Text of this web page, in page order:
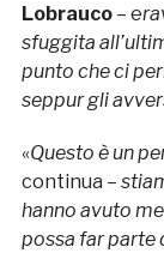
Lobrauco– e
sfuggita
punto che ci
seppur gli
«Questo è un
continua –
hanno avuto
possa far parte